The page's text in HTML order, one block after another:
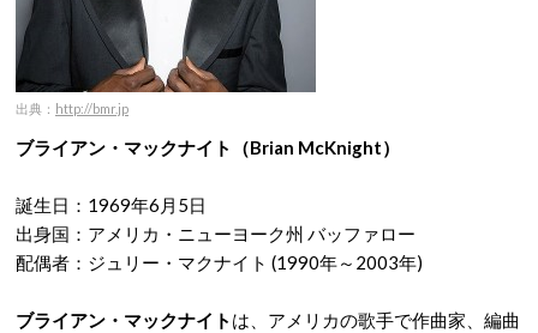
出典： http://bmr.jp
ブライアン・マックナイト（Brian McKnight）
誕生日：1969年6月5日
出身国：アメリカ・ニューヨーク州 バッファロー
配偶者：ジュリー・マクナイト (1990年～2003年)
ブライアン・マックナイト は、アメリカの歌手で作曲家、編曲